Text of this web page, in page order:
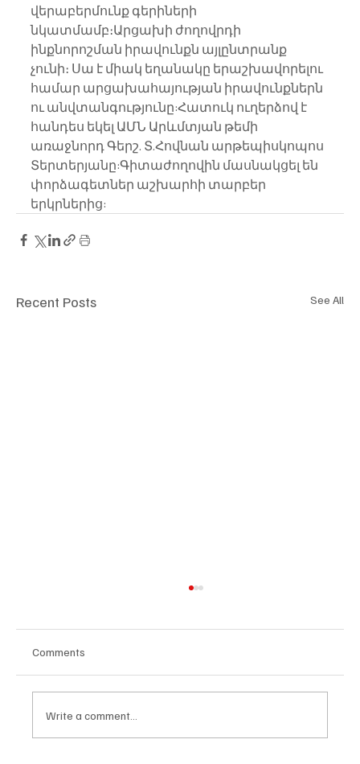
վերաբերմունք գերիների
նկատմամբ։Արցախի ժողովրդի
ինքնորոշման իրավունքն այլընտրանք
չունի։ Սա է միակ եղանակը երաշխավորելու
համար արցախահայության իրավունքներն
ու անվտանգությունը:Հատուկ ուղերձով է
հանդես եկել ԱՄՆ Արևմտյան թեմի
առաջնորդ Գերշ. Տ.Հովնան արթեպիսկոպոս
Տերտերյանը:Գիտաժողովին մասնակցել են
փորձագետներ աշխարհի տարբեր
երկրներից:
Recent Posts See All
Comments
Write a comment...